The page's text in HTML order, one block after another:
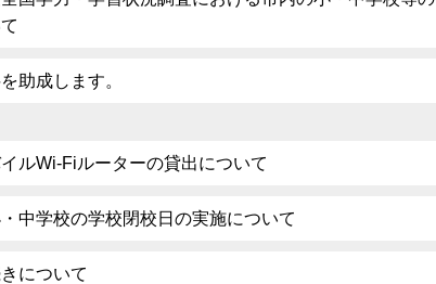
助成します。
ルWi-Fiルーターの貸出について
中学校の学校閉校日の実施について
について